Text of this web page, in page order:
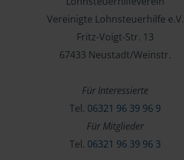
Vereinigte Lohnsteuerhilfe e.V.
Fritz-Voigt-Str. 13
67433 Neustadt/Weinstr.
Für Interessierte
Tel. 06321 96 39 96 9
Für Mitglieder
Tel. 06321 96 39 96 3